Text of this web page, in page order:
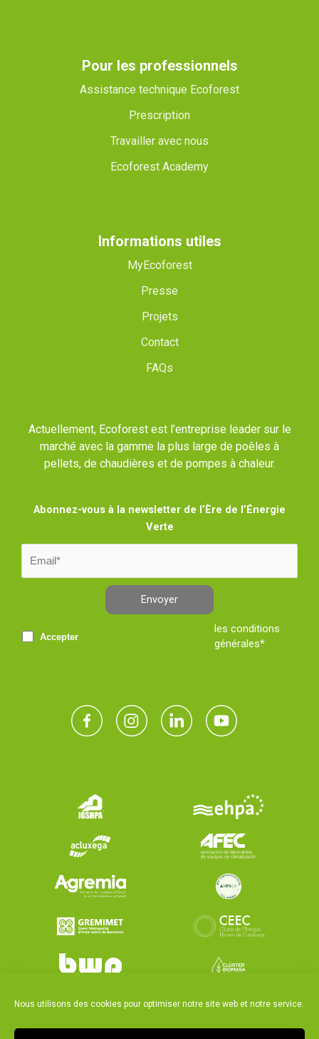
Nous utilisons des cookies pour optimiser notre site web et notre service.
Pour les professionnels
Assistance technique Ecoforest
Prescription
Travailler avec nous
Ecoforest Academy
Informations utiles
MyEcoforest
Presse
Projets
Contact
FAQs
Actuellement, Ecoforest est l’entreprise leader sur le
marché avec la gamme la plus large de poêles à
pellets, de chaudières et de pompes à chaleur.
Abonnez-vous à la newsletter de l’Ère de l’Énergie
Verte
Envoyer
Accepter
les conditions
générales*